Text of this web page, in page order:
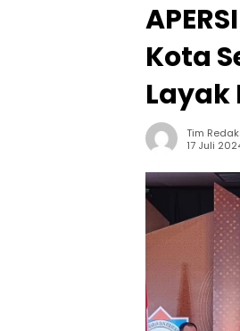
Kota
Layak
Tim
17 Juli